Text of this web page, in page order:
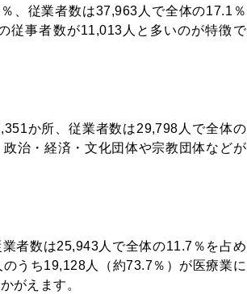
、従業者数は37,963人で全体の17.1％
従事者数が11,013人と多いのが特徴で
か所、従業者数は29,798人で全体の
治・経済・文化団体や宗教団体などが
者数は25,943人で全体の11.7％を占め
うち19,128人（約73.7％）が医療業に
がえます。